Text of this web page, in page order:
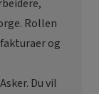
Rollen
og
Du vil